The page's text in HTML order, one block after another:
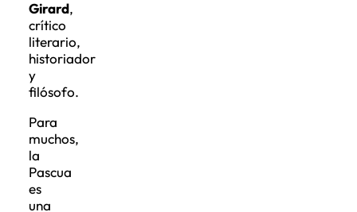
Girard,
crítico
literario,
historiador
y
filósofo.
Para
muchos,
la
Pascua
es
una